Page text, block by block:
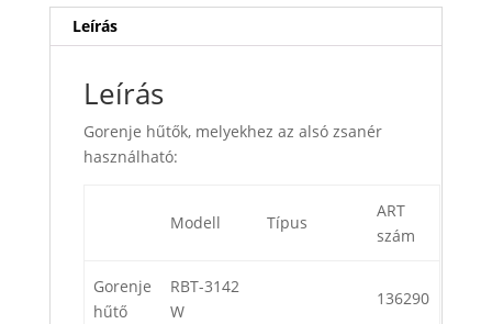
Leírás
Leírás
Gorenje hűtők, melyekhez az alsó zsanér
használható:
Modell Típus
ART
szám
Gorenje
hűtő
RBT-3142
W
136290